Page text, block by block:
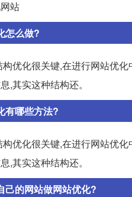
怎么做?
优化很关键,在进行网站优
,其实这种结构还。
有哪些方法?
优化很关键,在进行网站优
,其实这种结构还。
己的网站做网站优化?